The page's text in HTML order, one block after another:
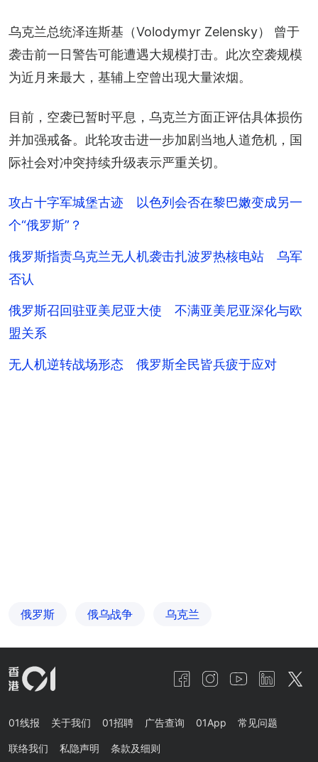
乌克兰总统泽连斯基（Volodymyr Zelensky） 曾于
袭击前一日警告可能遭遇大规模打击。此次空袭规模
为近月来最大，基辅上空曾出现大量浓烟。
目前，空袭已暂时平息，乌克兰方面正评估具体损伤
并加强戒备。此轮攻击进一步加剧当地人道危机，国
际社会对冲突持续升级表示严重关切。
攻占十字军城堡古迹 以色列会否在黎巴嫩变成另一
个“俄罗斯”？
俄罗斯指责乌克兰无人机袭击扎波罗热核电站 乌军
否认
俄罗斯召回驻亚美尼亚大使 不满亚美尼亚深化与欧
盟关系
无人机逆转战场形态 俄罗斯全民皆兵疲于应对
俄罗斯 俄乌战争 乌克兰
01线报 关于我们 01招聘 广告查询 01App 常见问题
联络我们 私隐声明 条款及细则